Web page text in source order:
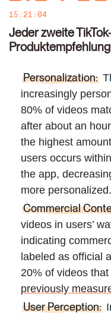
15:21:04
Jeder zweite
Produktempfehlung
Personalization:
increasingly
80% of videos
after about an
the highest
users occurs
the app,
more personalized.
Commercial
videos in users’
indicating
labeled as official
20% of videos
previously
User Perception: